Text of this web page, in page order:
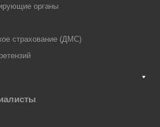
органы
страхование (ДМС)